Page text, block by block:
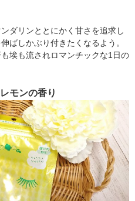
ダリンととにかく甘さを追求し
ばしかぶり付きたくなるよう。
埃も流されロマンチックな1日の
モンの香り